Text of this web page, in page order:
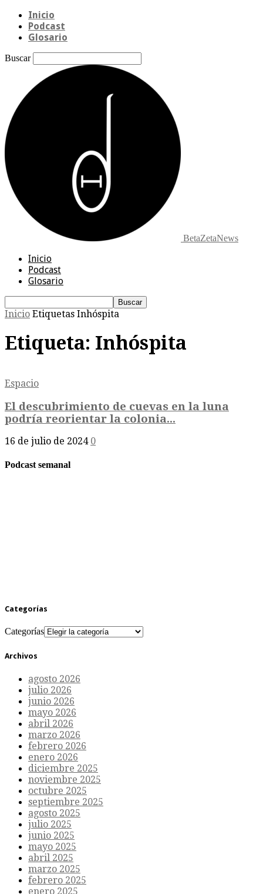
Inicio
Podcast
Glosario
Buscar
BetaZetaNews
Inicio
Podcast
Glosario
Inicio Etiquetas Inhóspita
Etiqueta: Inhóspita
Espacio
El descubrimiento de cuevas en la luna
podría reorientar la colonia...
16 de julio de 2024 0
Podcast semanal
Categorías
Categorías
Archivos
agosto 2026
julio 2026
junio 2026
mayo 2026
abril 2026
marzo 2026
febrero 2026
enero 2026
diciembre 2025
noviembre 2025
octubre 2025
septiembre 2025
agosto 2025
julio 2025
junio 2025
mayo 2025
abril 2025
marzo 2025
febrero 2025
enero 2025